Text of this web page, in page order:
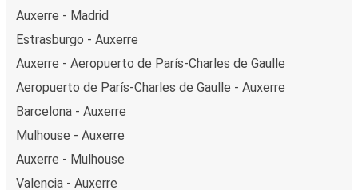
Auxerre - Madrid
Estrasburgo - Auxerre
Auxerre - Aeropuerto de París-Charles de Gaulle
Aeropuerto de París-Charles de Gaulle - Auxerre
Barcelona - Auxerre
Mulhouse - Auxerre
Auxerre - Mulhouse
Valencia - Auxerre